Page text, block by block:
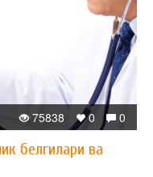
0
0
75838
белгилари ва